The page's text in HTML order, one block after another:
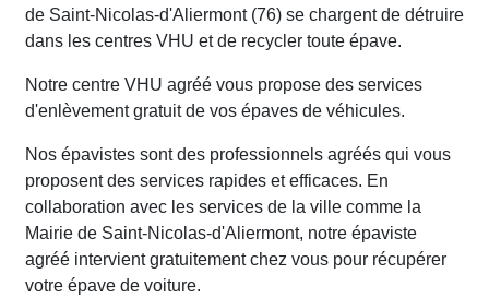
de Saint-Nicolas-d'Aliermont (76) se chargent de détruire
dans les centres VHU et de recycler toute épave.
Notre centre VHU agréé vous propose des services
d'enlèvement gratuit de vos épaves de véhicules.
Nos épavistes sont des professionnels agréés qui vous
proposent des services rapides et efficaces. En
collaboration avec les services de la ville comme la
Mairie de Saint-Nicolas-d'Aliermont, notre épaviste
agréé intervient gratuitement chez vous pour récupérer
votre épave de voiture.